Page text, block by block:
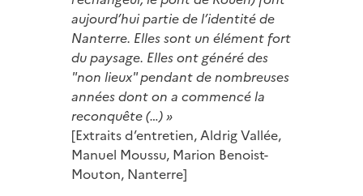
aujourd’hui partie de l’identité de
Nanterre. Elles sont un élément fort
du paysage. Elles ont généré des
"non lieux" pendant de nombreuses
années dont on a commencé la
reconquête (…) »
[Extraits d’entretien, Aldrig Vallée,
Manuel Moussu, Marion Benoist-
Mouton, Nanterre]